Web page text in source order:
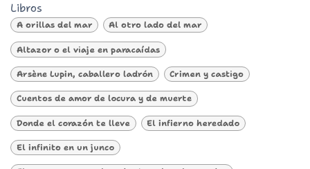
Libros
A orillas del mar Al otro lado del mar
Altazor o el viaje en paracaídas
Arsène Lupin, caballero ladrón Crimen y castigo
Cuentos de amor de locura y de muerte
Donde el corazón te lleve El infierno heredado
El infinito en un junco